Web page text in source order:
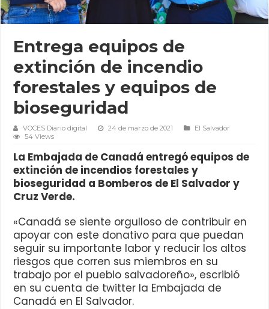
Entrega equipos de
extinción de incendio
forestales y equipos de
bioseguridad
VOCES Diario digital 24 de marzo de 2021
El Salvador
54 Views
La Embajada de Canadá entregó equipos de
extinción de incendios forestales y
bioseguridad a Bomberos de El Salvador y
Cruz Verde.
«Canadá se siente orgulloso de contribuir en
apoyar con este donativo para que puedan
seguir su importante labor y reducir los altos
riesgos que corren sus miembros en su
trabajo por el pueblo salvadoreño», escribió
en su cuenta de twitter la Embajada de
Canadá en El Salvador.